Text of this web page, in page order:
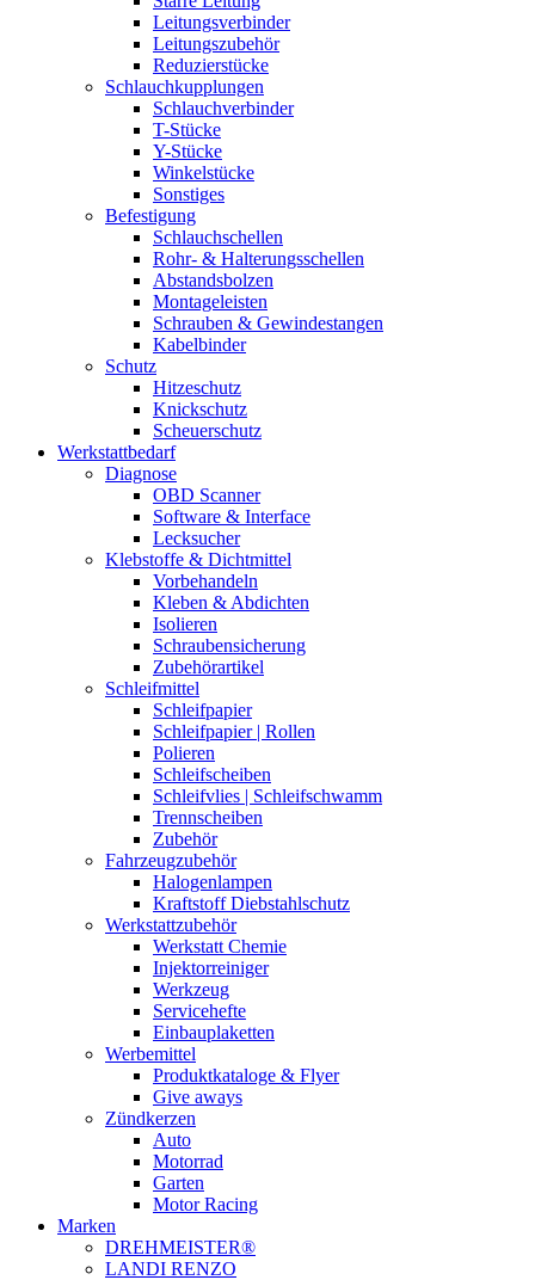
Leitungsverbinder
Leitungszubehör
Reduzierstücke
Schlauchkupplungen
Schlauchverbinder
T-Stücke
Y-Stücke
Winkelstücke
Sonstiges
Befestigung
Schlauchschellen
Rohr- & Halterungsschellen
Abstandsbolzen
Montageleisten
Schrauben & Gewindestangen
Kabelbinder
Schutz
Hitzeschutz
Knickschutz
Scheuerschutz
Werkstattbedarf
Diagnose
OBD Scanner
Software & Interface
Lecksucher
Klebstoffe & Dichtmittel
Vorbehandeln
Kleben & Abdichten
Isolieren
Schraubensicherung
Zubehörartikel
Schleifmittel
Schleifpapier
Schleifpapier | Rollen
Polieren
Schleifscheiben
Schleifvlies | Schleifschwamm
Trennscheiben
Zubehör
Fahrzeugzubehör
Halogenlampen
Kraftstoff Diebstahlschutz
Werkstattzubehör
Werkstatt Chemie
Injektorreiniger
Werkzeug
Servicehefte
Einbauplaketten
Werbemittel
Produktkataloge & Flyer
Give aways
Zündkerzen
Auto
Motorrad
Garten
Motor Racing
Marken
DREHMEISTER®
LANDI RENZO